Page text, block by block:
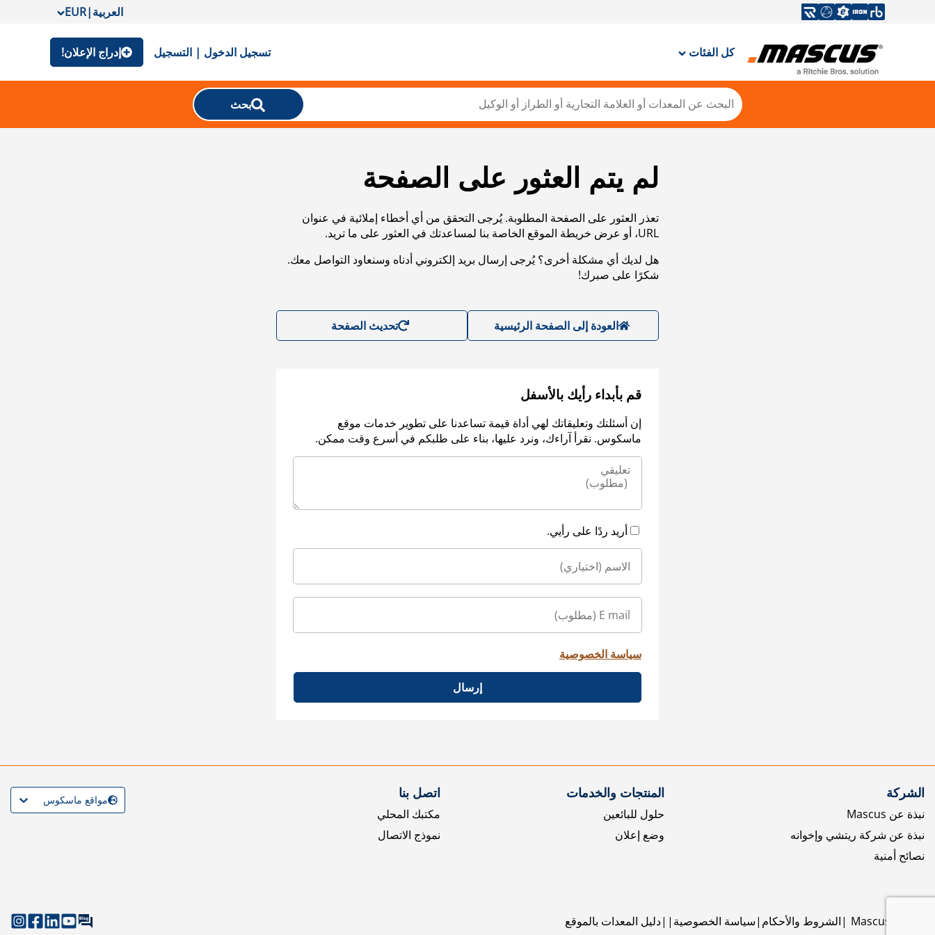
العربية|
EUR
كل الفئات تسجيل الدخول | التسجيل إدراج الإعلان!
بحث
لم يتم العثور على الصفحة
تعذر العثور على الصفحة المطلوبة. يُرجى التحقق من أي أخطاء إملائية في عنوان
URL، أو عرض خريطة الموقع الخاصة بنا لمساعدتك في العثور على ما تريد.
هل لديك أي مشكلة أخرى؟ يُرجى إرسال بريد إلكتروني أدناه وسنعاود التواصل معك.
شكرًا على صبرك!
العودة إلى الصفحة الرئيسية تحديث الصفحة
قم بأبداء رأيك بالأسفل
إن أسئلتك وتعليقاتك لهي أداة قيمة تساعدنا على تطوير خدمات موقع
ماسكوس. نقرأ آراءك، ونرد عليها، بناء على طلبكم في أسرع وقت ممكن.
أريد ردًا على رأيي.
سياسة الخصوصية
إرسال
الشركة
نبذة عن Mascus
نبذة عن شركة ريتشي وإخوانه
نصائح أمنية
المنتجات والخدمات
حلول للبائعين
وضع إعلان
اتصل بنا
مكتبك المحلي
نموذج الاتصال
Mascus الشروط والأحكام سياسة الخصوصية دليل المعدات بالموقع
مواقع ماسكوس